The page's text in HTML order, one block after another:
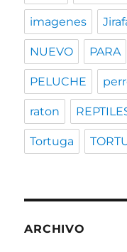
imagenes
NUEVO PARA
PELUCHE
raton
Tortuga
ARCHIVO